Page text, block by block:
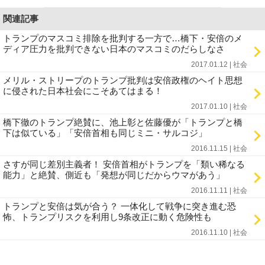
関連記事
トランプのマスコミ排除を批判する一方で…橋下・安倍のメ
ディア圧力を批判できない日本のマスコミのだらしなさ
2017.01.12 | 社会
メリル・ストリープのトランプ批判は安倍政権のヘイト思想
に侵された日本社会にこそあてはまる！
2017.01.10 | 社会
橋下徹のトランプ絶賛に、池上彰と佐藤優が「トランプと橋
下は似ている」「安倍首相も同じミニ・サルコジ」
2016.11.15 | 社会
さすが同じ差別主義者！ 安倍首相がトランプを「類い稀なる
能力」と絶賛、側近も「発想が同じだからウマがあう」
2016.11.11 | 社会
トランプと安倍は気が合う？ 一体化して戦争に突き進む恐
怖、トランプリスクを利用し9条改正に動く危険性も
2016.11.10 | 社会